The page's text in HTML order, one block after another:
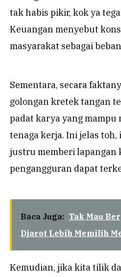
tak habis pikir, kok ya
Keuangan menyebut
masyarakat sebagai
Sementara, secara
golongan kretek tangan
padat karya yang mampu
tenaga kerja. Ini jelas
justru memberi lapangan
pengangguran dapat
Baca Juga: Tak Mau
Djarot Lebih Memilih
Kemudian, jika kita tilik